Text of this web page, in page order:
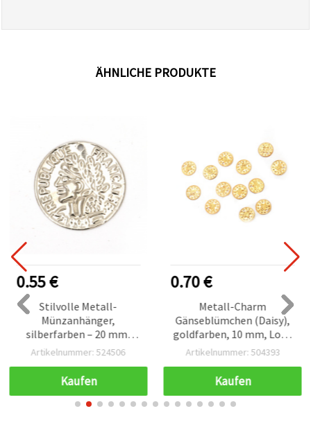
ÄHNLICHE PRODUKTE
0.55 €
Stilvolle Metall-
Münzanhänger,
silberfarben – 20 mm,
Loch 1,5 mm, 10er-Set
Artikelnummer: 524506
Kaufen
0.70 €
Metall-Charm
Gänseblümchen (Daisy),
goldfarben, 10 mm, Loch
Ø 0,5 mm – 50 Stück
Artikelnummer: 504393
Kaufen